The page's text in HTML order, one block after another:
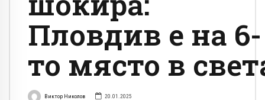
Пловдив е на 6-
то място в
Виктор Николов 20.01.2025